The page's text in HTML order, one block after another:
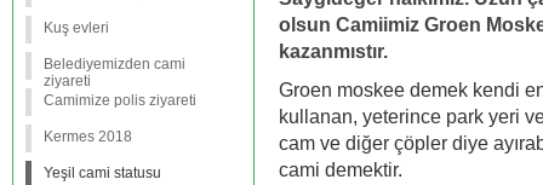
Kuş evleri
Belediyemizden cami
ziyareti
Camimize polis ziyareti
Kermes 2018
Yeşil cami statusu
olsun Camiimiz Groen
kazanmıstır.
Groen moskee demek kendi
kullanan, yeterince park yeri
cam ve diğer çöpler diye
cami demektir.